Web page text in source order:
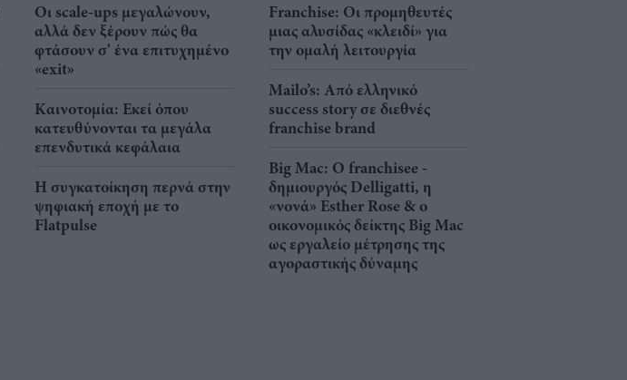
Οι scale-ups μεγαλώνουν,
αλλά δεν ξέρουν πώς θα
φτάσουν σ' ένα επιτυχημένο
«exit»
Καινοτομία: Εκεί όπου
κατευθύνονται τα μεγάλα
επενδυτικά κεφάλαια
Η συγκατοίκηση περνά στην
ψηφιακή εποχή με το
Flatpulse
Franchise: Οι προμηθευτές
μιας αλυσίδας «κλειδί» για
την ομαλή λειτουργία
Mailo’s: Από ελληνικό
success story σε διεθνές
franchise brand
Big Mac: Ο franchisee -
δημιουργός Delligatti, η
«νονά» Esther Rose & ο
οικονομικός δείκτης Big Mac
ως εργαλείο μέτρησης της
αγοραστικής δύναμης